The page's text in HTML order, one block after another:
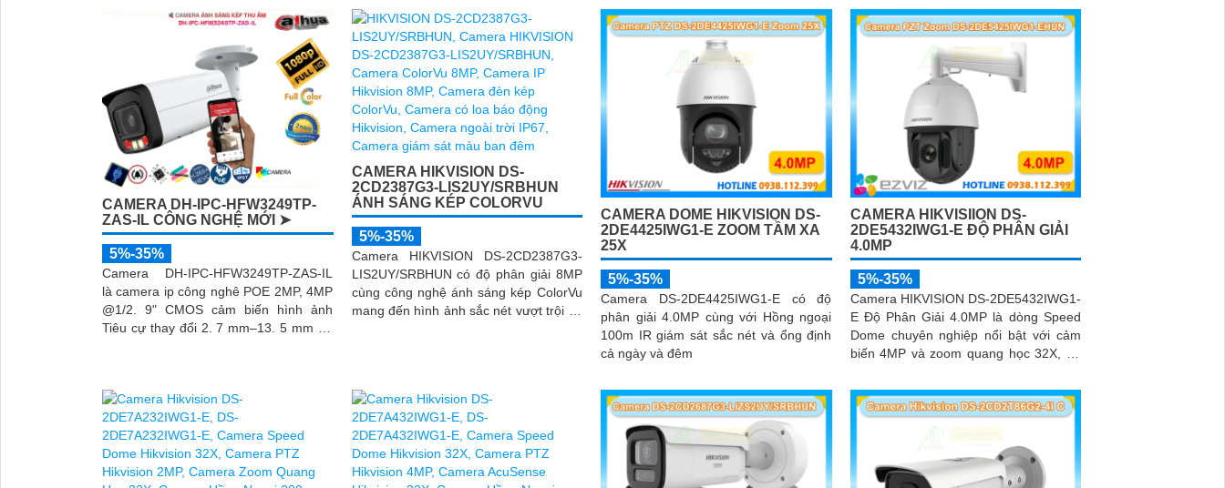
trì hoạt động ổn định
CAMERA DH-IPC-HFW3249TP-
ZAS-IL CÔNG NGHỆ MỚI ➤
5%-35%
Camera DH-IPC-HFW3249TP-ZAS-IL
là camera ip công nghê POE 2MP, 4MP
@1/2. 9" CMOS cảm biến hình ảnh
Tiêu cự thay đổi 2. 7 mm–13. 5 mm sử
CAMERA HIKVISION DS-
2CD2387G3-LIS2UY/SRBHUN
ÁNH SÁNG KÉP COLORVU
5%-35%
Camera HIKVISION DS-2CD2387G3-
LIS2UY/SRBHUN có độ phân giải 8MP
cùng công nghệ ánh sáng kép ColorVu
mang đến hình ảnh sắc nét vượt trội có
CAMERA DOME HIKVISION DS-
2DE4425IWG1-E ZOOM TẦM XA
25X
5%-35%
Camera DS-2DE4425IWG1-E có độ
phân giải 4.0MP cùng với Hồng ngoại
100m IR giám sát sắc nét và ổng định
cả ngày và đêm
CAMERA HIKVISIION DS-
2DE5432IWG1-E ĐỘ PHÂN GIẢI
4.0MP
5%-35%
Camera HIKVISION DS-2DE5432IWG1-
E Độ Phân Giải 4.0MP là dòng Speed
Dome chuyên nghiệp nổi bật với cảm
biến 4MP và zoom quang học 32X, hỗ